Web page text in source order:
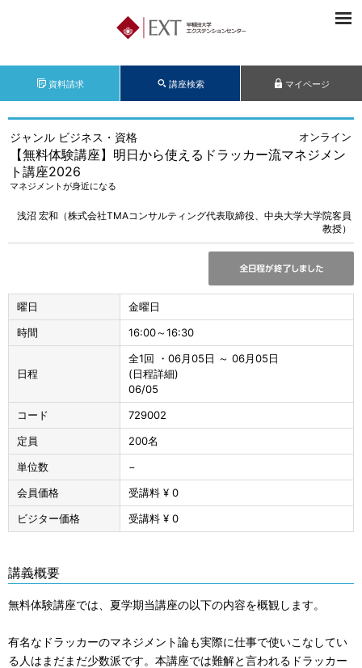
資料請求 講座検索 マイページ
ジャンル ビジネス・資格 オンライン
【無料体験講座】明日から使えるドラッカー流マネジメン
ト講座2026
マネジメントが身近になる
浅沼 宏和（株式会社TMAコンサルティング代表取締役、中央大学大学院客員
教授）
曜日
金曜日
時間
16:00～16:30
日程
全1回 ・06月05日 ～ 06月05日
(日程詳細)
06/05
コード
729002
定員
200名
単位数
−
会員価格
受講料 ¥ 0
ビジター価格
受講料 ¥ 0
講義概要
無料体験講座では、夏学期当講座の以下の内容を概観します。
有名なドラッカーのマネジメント論も実際に仕事で使いこなしてい
る人はまだまだ少数派です。本講座では難解と言われるドラッカー